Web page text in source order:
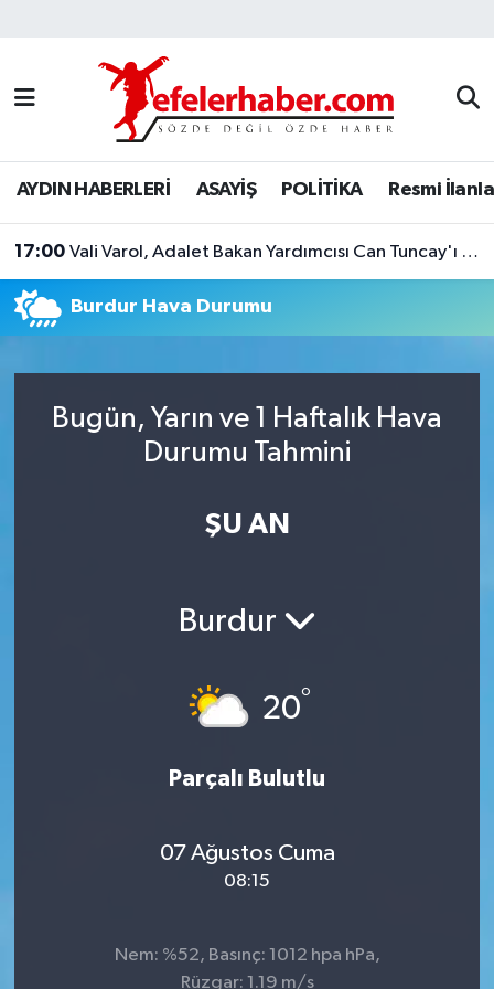
AYDIN HABERLERİ ASAYİŞ POLİTİKA Resmi
17:00 Vali Varol, Adalet Bakan Yardımcısı Can Tuncay'ı ağırladı
Burdur Hava Durumu
Bugün, Yarın ve 1 Haftalık Hava
Durumu Tahmini
ŞU AN
Burdur
20°
Parçalı Bulutlu
07 Ağustos Cuma
08:15
Nem: %52, Basınç: 1012 hpa hPa,
Rüzgar: 1.19 m/s
Nöbetçi Eczaneler
Hava Durumu
Aydin Namaz Vakitleri
Trafik Durumu
Süper Lig Puan Durumu ve Fikstür
Son Dakika Haberleri